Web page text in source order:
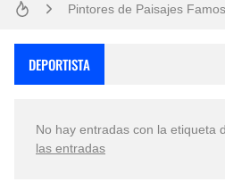
Pintores de Paisajes
DEPORTISTA
No hay entradas con la etiqueta
las entradas